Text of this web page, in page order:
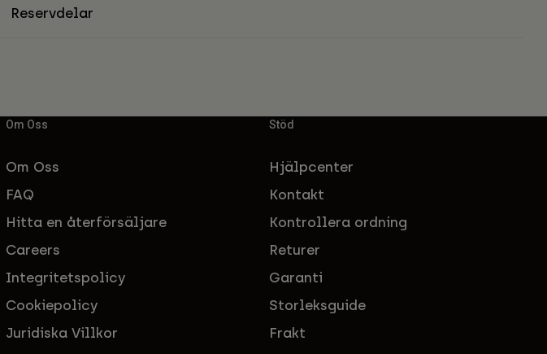
Reservdelar
Om Oss
Om Oss
FAQ
Hitta en återförsäljare
Careers
Integritetspolicy
Cookiepolicy
Juridiska Villkor
Stöd
Hjälpcenter
Kontakt
Kontrollera ordning
Returer
Garanti
Storleksguide
Frakt